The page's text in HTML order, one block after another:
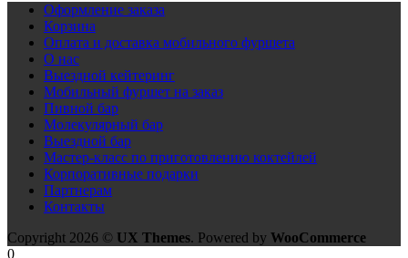
Оформление заказа
Корзина
Оплата и доставка мобильного фуршета
О нас
Выездной кейтеринг
Мобильный фуршет на заказ
Пивной бар
Молекулярный бар
Выездной бар
Мастер-класс по приготовлению коктейлей
Корпоративные подарки
Партнерам
Контакты
Copyright 2026 © UX Themes. Powered by WooCommerce
0